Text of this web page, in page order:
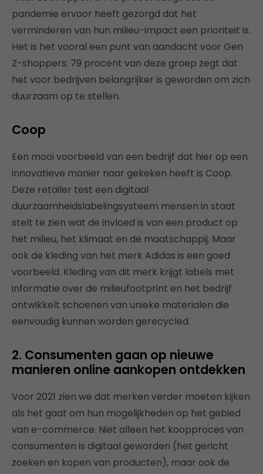
pandemie ervoor heeft gezorgd dat het
verminderen van hun milieu-impact een prioriteit is.
Het is het vooral een punt van aandacht voor Gen
Z-shoppers: 79 procent van deze groep zegt dat
het voor bedrijven belangrijker is geworden om zich
duurzaam op te stellen.
Coop
Een mooi voorbeeld van een bedrijf dat hier op een
innovatieve manier naar gekeken heeft is Coop.
Deze retailer test een digitaal
duurzaamheidslabelingsysteem mensen in staat
stelt te zien wat de invloed is van een product op
het milieu, het klimaat en de maatschappij. Maar
ook de kleding van het merk Adidas is een goed
voorbeeld. Kleding van dit merk krijgt labels met
informatie over de milieufootprint en het bedrijf
ontwikkelt schoenen van unieke materialen die
eenvoudig kunnen worden gerecycled.
2. Consumenten gaan op nieuwe
manieren online aankopen ontdekken
Voor 2021 zien we dat merken verder moeten kijken
als het gaat om hun mogelijkheden op het gebied
van e-commerce. Niet alleen het koopproces van
consumenten is digitaal geworden (het gericht
zoeken en kopen van producten), maar ook de